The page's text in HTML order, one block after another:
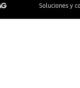
Soluciones y